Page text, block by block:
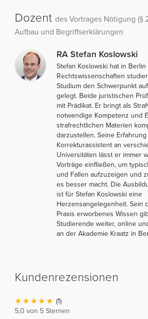
Dozent des Vortrages Nötigung (§
Aufbau und Begriffserklärungen
RA Stefan Koslowski
Stefan Koslowski hat in Berlin
Rechtswissenschaften
Studium den Schwerpunkt
gelegt. Beide juristischen
mit Prädikat. Er bringt als
notwendige Kompetenz und
strafrechtlichen Materien
darzustellen. Seine Erfahrung
Korrekturassistent an
Universitäten lässt er immer
Vorträge einfließen, um
und Fallen aufzuzeigen und
es besser macht. Die
ist für Stefan Koslowski eine
Herzensangelegenheit. Sein
Praxis erworbenes Wissen
Studierende weiter, online
an der Akademie Kraatz in
Kundenrezensionen
(1)
5,0 von 5 Sternen